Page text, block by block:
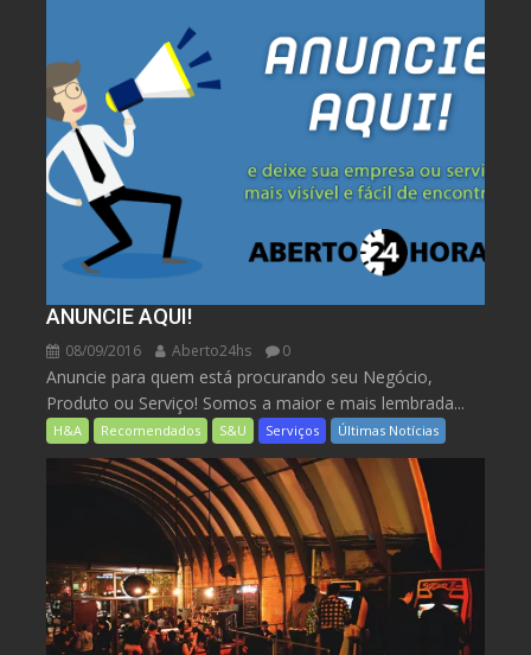
ANUNCIE AQUI!
08/09/2016 Aberto24hs 0
Anuncie para quem está procurando seu Negócio,
Produto ou Serviço! Somos a maior e mais lembrada...
H&A Recomendados S&U Serviços Últimas Notícias